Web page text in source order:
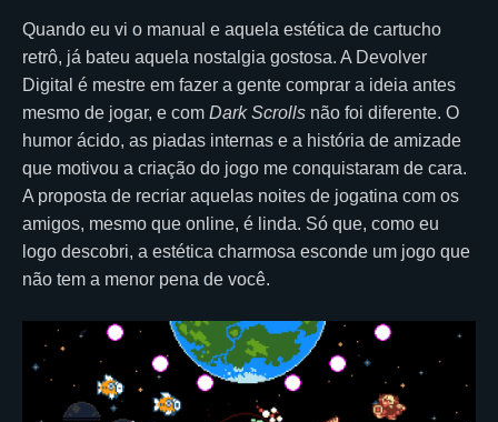
Quando eu vi o manual e aquela estética de cartucho
retrô, já bateu aquela nostalgia gostosa. A Devolver
Digital é mestre em fazer a gente comprar a ideia antes
mesmo de jogar, e com Dark Scrolls não foi diferente. O
humor ácido, as piadas internas e a história de amizade
que motivou a criação do jogo me conquistaram de cara.
A proposta de recriar aquelas noites de jogatina com os
amigos, mesmo que online, é linda. Só que, como eu
logo descobri, a estética charmosa esconde um jogo que
não tem a menor pena de você.